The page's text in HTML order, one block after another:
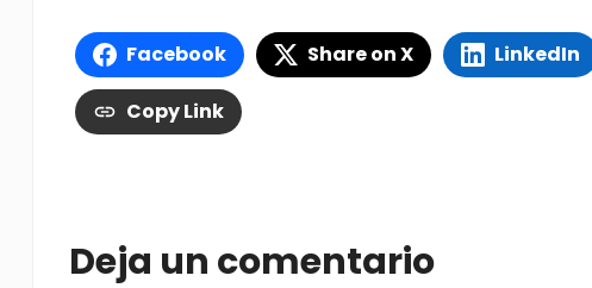
Facebook Share on X LinkedIn
Copy Link
Deja un comentario